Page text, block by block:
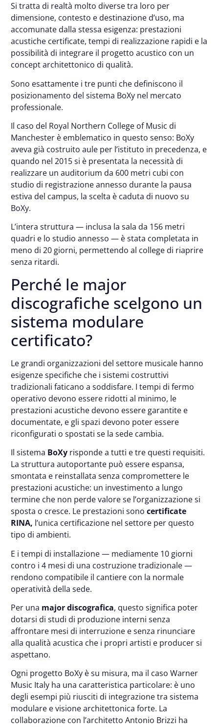
Si tratta di realtà molto diverse tra loro per
dimensione, contesto e destinazione d’uso, ma
accomunate dalla stessa esigenza: prestazioni
acustiche certificate, tempi di realizzazione rapidi e la
possibilità di integrare il progetto acustico con un
concept architettonico di qualità.
Sono esattamente i tre punti che definiscono il
posizionamento del sistema BoXy nel mercato
professionale.
Il caso del Royal Northern College of Music di
Manchester è emblematico in questo senso: BoXy
aveva già costruito aule per l’istituto in precedenza, e
quando nel 2015 si è presentata la necessità di
realizzare un auditorium da 600 metri cubi con
studio di registrazione annesso durante la pausa
estiva del campus, la scelta è caduta di nuovo su
BoXy.
L’intera struttura — inclusa la sala da 156 metri
quadri e lo studio annesso — è stata completata in
meno di 20 giorni, permettendo al college di riaprire
senza ritardi.
Perché le major
discografiche scelgono un
sistema modulare
certificato?
Le grandi organizzazioni del settore musicale hanno
esigenze specifiche che i sistemi costruttivi
tradizionali faticano a soddisfare. I tempi di fermo
operativo devono essere ridotti al minimo, le
prestazioni acustiche devono essere garantite e
documentate, e gli spazi devono poter essere
riconfigurati o spostati se la sede cambia.
Il sistema BoXy risponde a tutti e tre questi requisiti.
La struttura autoportante può essere espansa,
smontata e reinstallata senza compromettere le
prestazioni acustiche: un investimento a lungo
termine che non perde valore se l’organizzazione si
sposta o cresce. Le prestazioni sonocertificate
RINA, l’unica certificazione nel settore per questo
tipo di ambienti.
E i tempi di installazione — mediamente 10 giorni
contro i 4 mesi di una costruzione tradizionale —
rendono compatibile il cantiere con la normale
operatività della sede.
Per una major discografica, questo significa poter
dotarsi di studi di produzione interni senza
affrontare mesi di interruzione e senza rinunciare
alla qualità acustica che i propri artisti e producer si
aspettano.
Ogni progetto BoXy è su misura, ma il caso Warner
Music Italy ha una caratteristica particolare: è uno
degli esempi più riusciti di integrazione tra sistema
modulare e visione architettonica forte. La
collaborazione con l’architetto Antonio Brizzi ha